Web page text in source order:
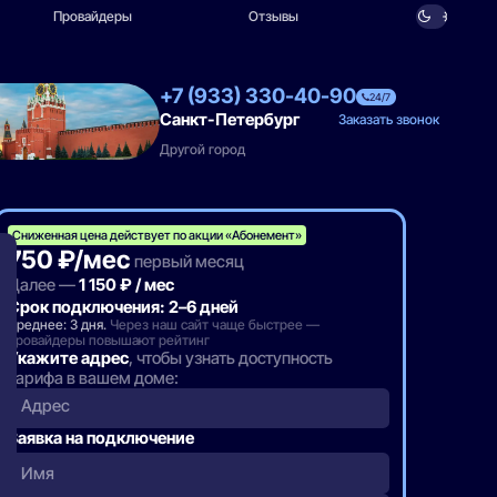
Провайдеры Отзывы
+7 (933) 330-40-90 24/7
Санкт-Петербург
Заказать звонок
Другой город
Сниженная цена действует по акции «Абонемент»
750 ₽/мес первый месяц
Далее —1 150 ₽ / мес
Срок подключения: 2–6 дней
Среднее: 3 дня. Через наш сайт чаще быстрее —
провайдеры повышают рейтинг
Укажите адрес, чтобы узнать доступность
тарифа в вашем доме:
Адрес
Заявка на подключение